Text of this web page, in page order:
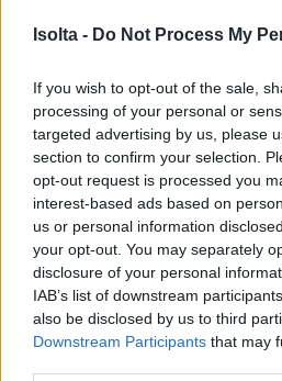
Isolta - Do Not Process My
If you wish to opt-out of the sale,
processing of your personal or
targeted advertising by us, please
section to confirm your selection.
opt-out request is processed you
interest-based ads based on
us or personal information
your opt-out. You may separately
disclosure of your personal
IAB’s list of downstream
also be disclosed by us to third
Downstream Participants that may
Valitse
yritystili
Yritystilin avaaminen voi
sillä pankkien hinnastot
vaihtelevat. Siksi
on tärkeää. Perinteisten
markkinoilla on
palveluntarjoajia, kuten
tarjoavat yritystilin
verkkokaupan ja
yrittäjä voi valita